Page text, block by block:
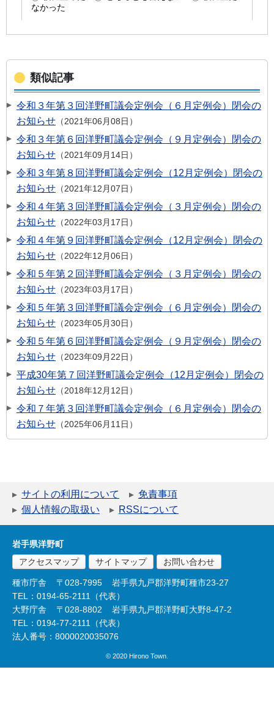
類似記事
令和３年第３回洋野町議会定例会（６月定例会）閉会の
お知らせ
2021年06月08日
令和３年第６回洋野町議会定例会（９月定例会）閉会の
お知らせ
2021年09月14日
令和３年第８回洋野町議会定例会（12月定例会）閉会の
お知らせ
2021年12月07日
令和４年第３回洋野町議会定例会（３月定例会）閉会の
お知らせ
2022年03月17日
令和４年第９回洋野町議会定例会（12月定例会）閉会の
お知らせ
2022年12月06日
令和５年第２回洋野町議会定例会（３月定例会）閉会の
お知らせ
2023年03月17日
令和５年第３回洋野町議会定例会（６月定例会）閉会の
お知らせ
2023年05月30日
令和５年第６回洋野町議会定例会（９月定例会）閉会の
お知らせ
2023年09月22日
平成30年第７回洋野町議会定例会（12月定例会）閉会の
お知らせ
2018年12月12日
令和７年第３回洋野町議会定例会（６月定例会）閉会の
お知らせ
2025年06月11日
サイトの利用について
免責事項
個人情報の取扱い
RSSについて
岩手県洋野町
アクセスマップ
サイトマップ お問い合わせ
種市庁舎 〒028-7995
岩手県九戸郡洋野町種市23-27
TEL：0194-65-2111（代表）
大野庁舎
〒028-8802
岩手県九戸郡洋野町大野8-47-2
TEL：0194-77-2111（代表）
法人番号：8000020035076
© 2020 Hirono Town.